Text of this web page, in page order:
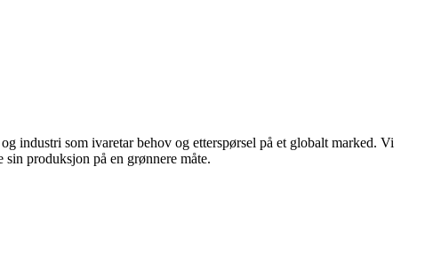
industri som ivaretar behov og etterspørsel på et globalt marked. Vi
produksjon på en grønnere måte.